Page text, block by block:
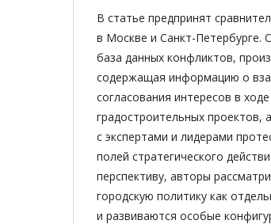
В статье предпринят
в Москве и Санкт-Петербурге.
база данных конфликтов,
содержащая информацию о
согласования интересов в
градостроительных
с экспертами и лидерами
полей стратегического
перспективу, авторы
городскую политику как
и развиваются особые